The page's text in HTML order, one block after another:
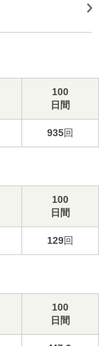
100
日間
935回
100
日間
129回
100
日間